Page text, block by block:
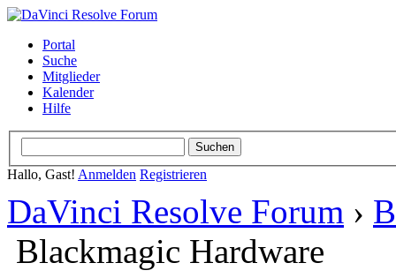
Portal
Suche
Mitglieder
Kalender
Hilfe
Hallo, Gast! Anmelden Registrieren
DaVinci Resolve Forum ›
Blackmagic Hardware